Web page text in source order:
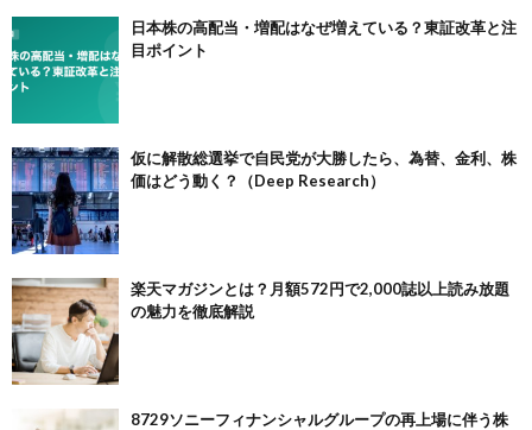
日本株の高配当・増配はなぜ増えている？東証改革と注
目ポイント
仮に解散総選挙で自民党が大勝したら、為替、金利、株
価はどう動く？（Deep Research）
楽天マガジンとは？月額572円で2,000誌以上読み放題
の魅力を徹底解説
8729ソニーフィナンシャルグループの再上場に伴う株